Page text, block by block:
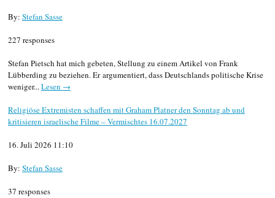
By: Stefan Sasse
227 responses
Stefan Pietsch hat mich gebeten, Stellung zu einem Artikel von Frank
Lübberding zu beziehen. Er argumentiert, dass Deutschlands politische Krise
weniger...Lesen →
Religiöse Extremisten schaffen mit Graham Platner den Sonntag ab und
kritisieren israelische Filme – Vermischtes 16.07.2027
16. Juli 2026 11:10
By: Stefan Sasse
37 responses